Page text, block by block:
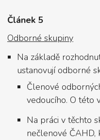
Článek 5
Odborné skupiny
Na základě
ustanovují odborné
Členové
vedoucího. O této
Na práci v těchto
nečlenové ČAHD,